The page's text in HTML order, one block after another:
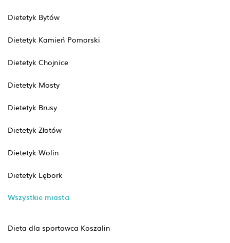
Dietetyk Bytów
Dietetyk Kamień Pomorski
Dietetyk Chojnice
Dietetyk Mosty
Dietetyk Brusy
Dietetyk Złotów
Dietetyk Wolin
Dietetyk Lębork
Wszystkie miasta
Dieta dla sportowca Koszalin